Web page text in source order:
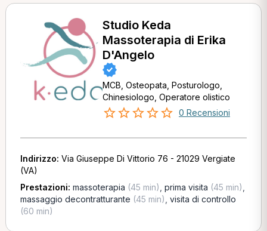
Studio Keda
Massoterapia di Erika
D'Angelo
MCB, Osteopata, Posturologo,
Chinesiologo, Operatore olistico
0 Recensioni
Indirizzo: Via Giuseppe Di Vittorio 76 - 21029 Vergiate
(VA)
Prestazioni: massoterapia (45 min) prima visita (45 min)
massaggio decontratturante (45 min) visita di controllo
(60 min)